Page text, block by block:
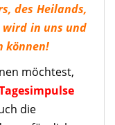
des Heilands,
wird in uns und
können!
möchtest,
die